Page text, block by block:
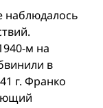
наблюдалось
м на
в
г. Франко